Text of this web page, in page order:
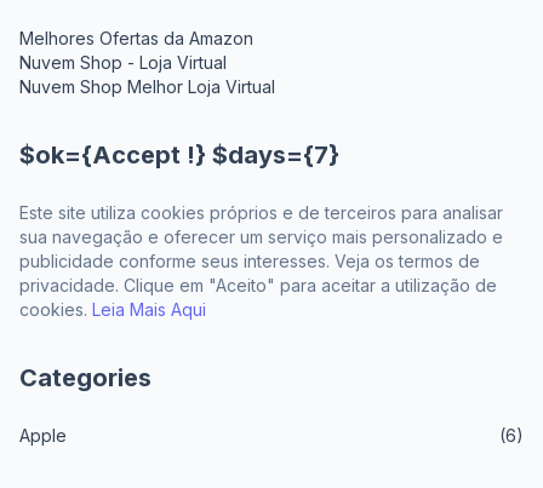
Melhores Ofertas da Amazon
Nuvem Shop - Loja Virtual
Nuvem Shop Melhor Loja Virtual
$ok={Accept !} $days={7}
Este site utiliza cookies próprios e de terceiros para analisar
sua navegação e oferecer um serviço mais personalizado e
publicidade conforme seus interesses. Veja os termos de
privacidade. Clique em "Aceito" para aceitar a utilização de
cookies. Leia Mais Aqui
Categories
Apple (6)